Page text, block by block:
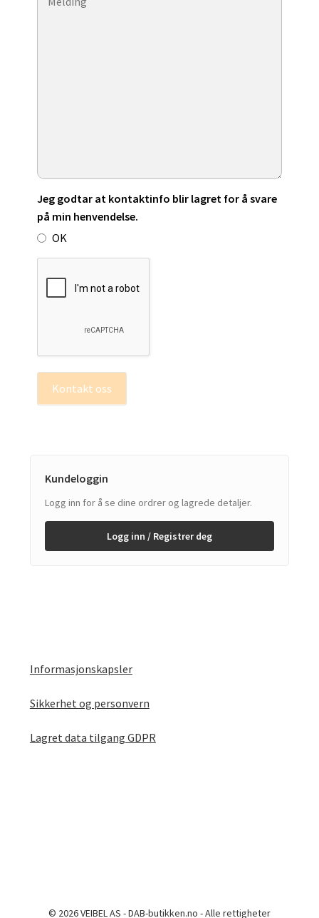
Jeg godtar at kontaktinfo blir lagret for å svare
på min henvendelse.
OK
Kontakt oss
Kundeloggin
Logg inn for å se dine ordrer og lagrede detaljer.
Logg inn / Registrer deg
Informasjonskapsler
Sikkerhet og personvern
Lagret data tilgang GDPR
© 2026 VEIBEL AS - DAB-butikken.no - Alle rettigheter